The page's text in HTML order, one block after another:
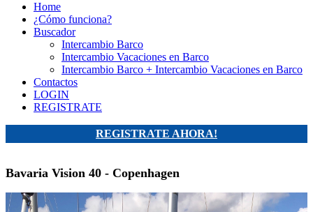
Home
¿Cómo funciona?
Buscador
Intercambio Barco
Intercambio Vacaciones en Barco
Intercambio Barco + Intercambio Vacaciones en Barco
Contactos
LOGIN
REGISTRATE
REGISTRATE AHORA!
Bavaria Vision 40 - Copenhagen